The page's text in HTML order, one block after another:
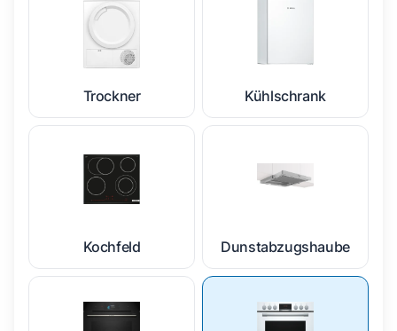
Trockner Kühlschrank
Kochfeld Dunstabzugshaube